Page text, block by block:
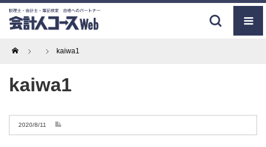
Home kaiwa1
kaiwa1
2020/8/11